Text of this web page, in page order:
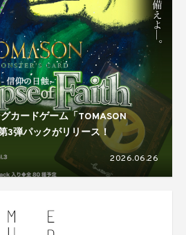
カードゲーム「TOMASON
3弾パックがリリース！
2026.06.26